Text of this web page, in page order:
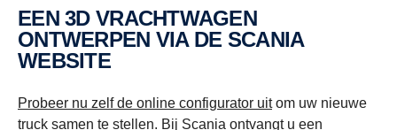
EEN 3D VRACHTWAGEN
ONTWERPEN VIA DE SCANIA
WEBSITE
Probeer nu zelf de online configurator uitom uw nieuwe
truck samen te stellen. Bij Scania ontvangt u een